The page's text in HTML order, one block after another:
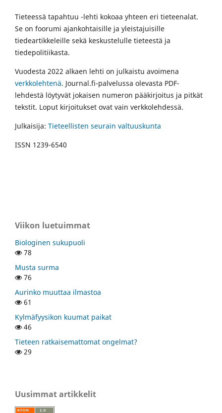
Tieteessä tapahtuu -lehti kokoaa yhteen eri tieteenalat.
Se on foorumi ajankohtaisille ja yleistajuisille
tiedeartikkeleille sekä keskustelulle tieteestä ja
tiedepolitiikasta.
Vuodesta 2022 alkaen lehti on julkaistu avoimena
verkkolehtenä. Journal.fi-palvelussa olevasta PDF-
lehdestä löytyvät jokaisen numeron pääkirjoitus ja pitkät
tekstit. Loput kirjoitukset ovat vain verkkolehdessä.
Julkaisija: Tieteellisten seurain valtuuskunta
ISSN 1239-6540
Viikon luetuimmat
Biologinen sukupuoli
78
Musta surma
76
Aurinko muuttaa ilmastoa
61
Kylmäfyysikon kuumat paikat
46
Tieteen ratkaisemattomat ongelmat?
29
Uusimmat artikkelit